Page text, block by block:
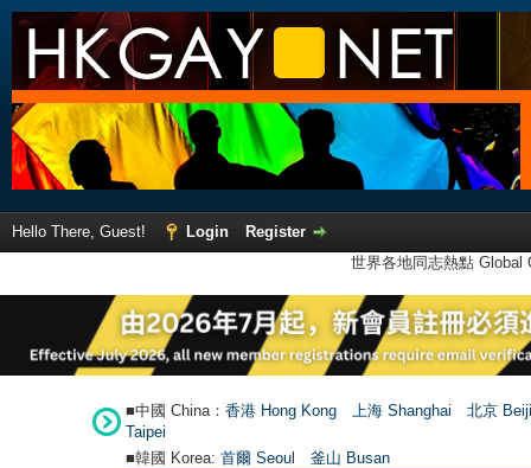
Hello There, Guest! Login
Register
世界各地同志熱點
■中國 China： 香港 Hong Kong 上海 Shanghai
北京
Taipei
■韓國 Korea: 首爾 Seoul 釜山 Busan